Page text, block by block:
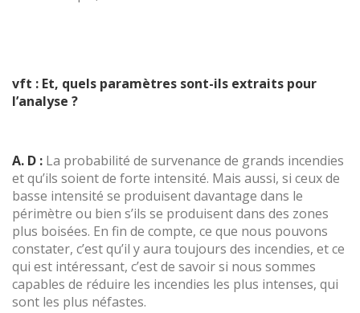
vft : Et, quels paramètres sont-ils extraits pour
l’analyse ?
A. D : La probabilité de survenance de grands incendies
et qu’ils soient de forte intensité. Mais aussi, si ceux de
basse intensité se produisent davantage dans le
périmètre ou bien s’ils se produisent dans des zones
plus boisées. En fin de compte, ce que nous pouvons
constater, c’est qu’il y aura toujours des incendies, et ce
qui est intéressant, c’est de savoir si nous sommes
capables de réduire les incendies les plus intenses, qui
sont les plus néfastes.